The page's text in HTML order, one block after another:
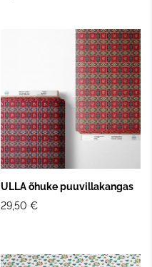
ULLA õhuke puuvillakangas
29,50 €